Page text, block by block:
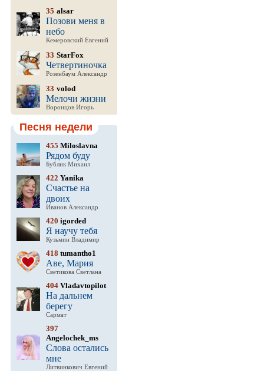
35 alsar
Позови меня в
небо
Кемеровский Евгений
33 StarFox
Четвертиночка
Розенбаум Александр
33 volod
Мелочи жизни
Воронцов Игорь
Песня недели
455 Miloslavna
Рядом буду
Бублик Михаил
422 Yanika
Счастье на
двоих
Иванов Александр
420 igorded
Я научу тебя
Кузьмин Владимир
418 tumantho1
Аве, Мария
Светикова Светлана
404 Vladavtopilot
На дальнем
берегу
Сармат
397
Angelochek_ms
Слова остались
мне
Литвинкович Евгений